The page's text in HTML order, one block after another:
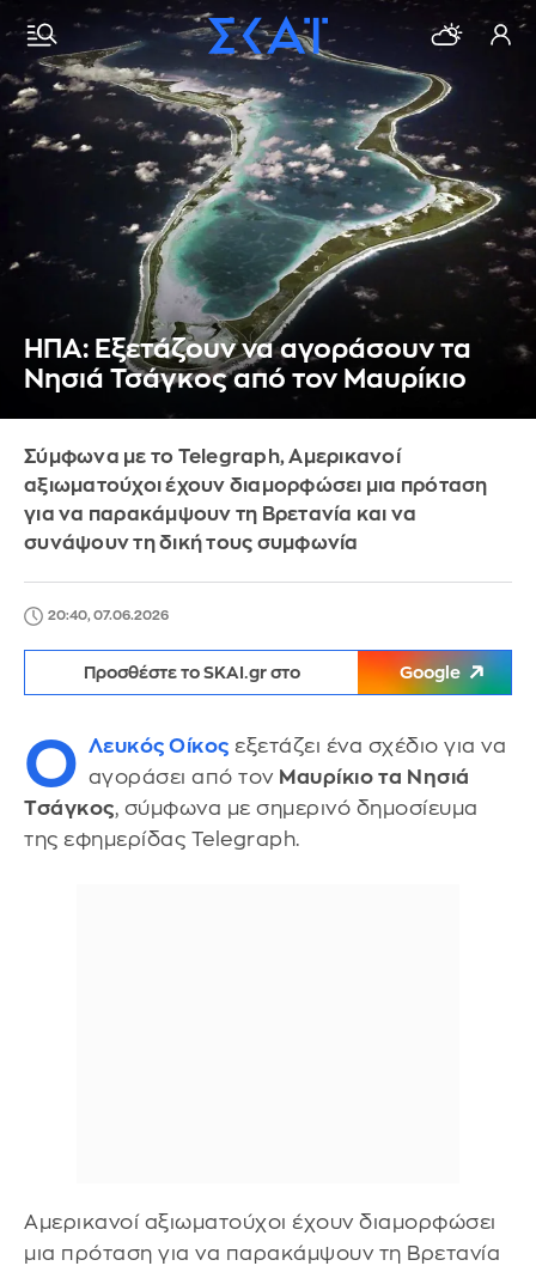
ΗΠΑ: Εξετάζουν να αγοράσουν τα
Νησιά Τσάγκος από τον Μαυρίκιο
Σύμφωνα με το Telegraph, Αμερικανοί
αξιωματούχοι έχουν διαμορφώσει μια πρόταση
για να παρακάμψουν τη Βρετανία και να
συνάψουν τη δική τους συμφωνία
20:40, 07.06.2026
Προσθέστε το SKAI.gr στο Google
Ο Λευκός Οίκος εξετάζει ένα σχέδιο για να
αγοράσει από τον Μαυρίκιο τα Νησιά
Τσάγκος, σύμφωνα με σημερινό δημοσίευμα
της εφημερίδας Telegraph.
Αμερικανοί αξιωματούχοι έχουν διαμορφώσει
μια πρόταση για να παρακάμψουν τη Βρετανία